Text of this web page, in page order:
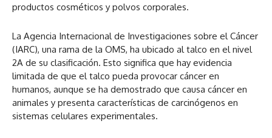
productos cosméticos y polvos corporales.
La Agencia Internacional de Investigaciones sobre el Cáncer
(IARC), una rama de la OMS, ha ubicado al talco en el nivel
2A de su clasificación. Esto significa que hay evidencia
limitada de que el talco pueda provocar cáncer en
humanos, aunque se ha demostrado que causa cáncer en
animales y presenta características de carcinógenos en
sistemas celulares experimentales.